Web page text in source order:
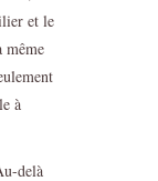
et le
même
à
delà